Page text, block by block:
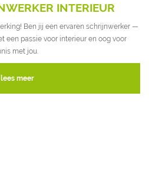
INTERIEUR
Ben jij een ervaren schrijnwerker —
een passie voor interieur en oog voor
met jou.
lees meer